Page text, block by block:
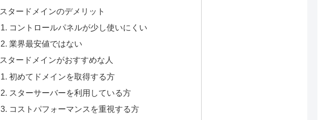
スタードメインのデメリット
コントロールパネルが少し使いにくい
業界最安値ではない
スタードメインがおすすめな人
初めてドメインを取得する方
スターサーバーを利用している方
コストパフォーマンスを重視する方